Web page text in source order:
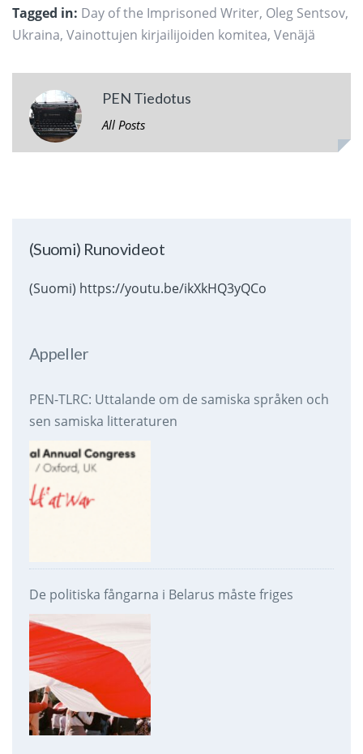
Tagged in: Day of the Imprisoned Writer, Oleg Sentsov,
Ukraina, Vainottujen kirjailijoiden komitea, Venäjä
PEN Tiedotus
All Posts
(Suomi) Runovideot
(Suomi) https://youtu.be/ikXkHQ3yQCo
Appeller
PEN-TLRC: Uttalande om de samiska språken och
sen samiska litteraturen
De politiska fångarna i Belarus måste friges